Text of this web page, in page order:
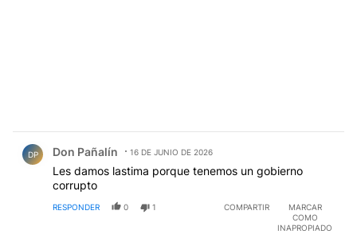
DP Don Pañalín 16 DE JUNIO DE 2026
Les damos lastima porque tenemos un gobierno
corrupto
RESPONDER 0 1 COMPARTIR
MARCAR
COMO
INAPROPIADO